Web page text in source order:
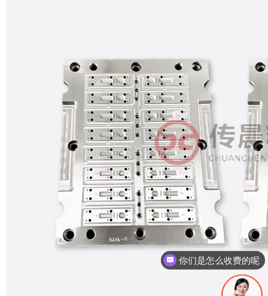
现在有优惠活动吗